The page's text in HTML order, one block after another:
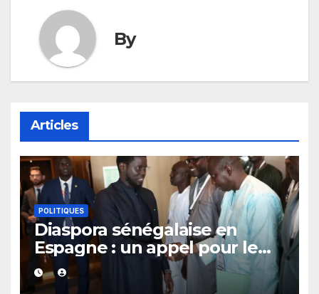
By
Articles
POLITIQUES
Diaspora sénégalaise en
Espagne : un appel pour le
retour d’un ministère dédié
aux Sénégalais de l’extérieur